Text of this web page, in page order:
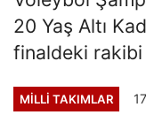
20 Yaş Altı
finaldeki
MILLI TAKIMLAR